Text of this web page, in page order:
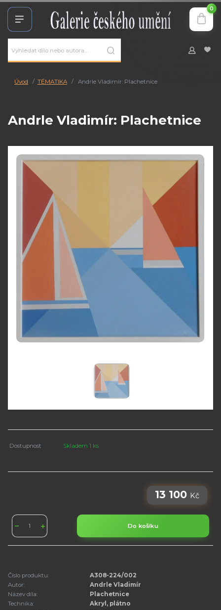
0
Úvod TÉMATIKA Andrle Vladimír: Plachetnice
Andrle Vladimír: Plachetnice
Dostupnost Skladem 1 ks
13 100 Kč
Do košíku
Číslo produktu:
A308-224/002
Autor:
Andrle Vladimír
Název díla:
Plachetnice
Technika:
Akryl, plátno